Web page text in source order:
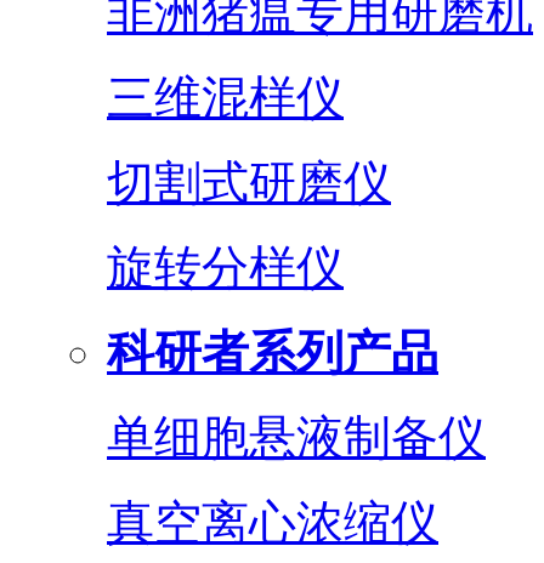
非洲猪瘟专用研磨机
三维混样仪
切割式研磨仪
旋转分样仪
科研者系列产品
单细胞悬液制备仪
真空离心浓缩仪